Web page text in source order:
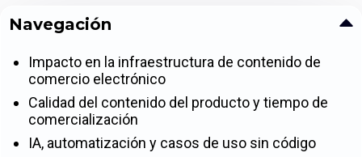
Navegación
Impacto en la infraestructura de contenido de
comercio electrónico
Calidad del contenido del producto y tiempo de
comercialización
IA, automatización y casos de uso sin código